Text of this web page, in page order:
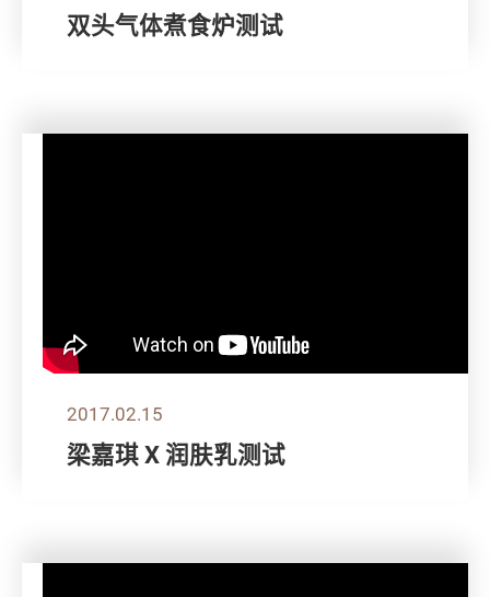
双头气体煮食炉测试
2017.02.15
梁嘉琪 X 润肤乳测试